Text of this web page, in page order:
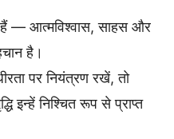
हैं — आत्मविश्वास, साहस और
है।
पर नियंत्रण रखें, तो
इन्हें निश्चित रूप से प्राप्त